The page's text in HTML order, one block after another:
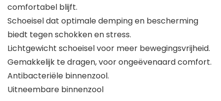
comfortabel blijft.
Schoeisel dat optimale demping en bescherming
biedt tegen schokken en stress.
Lichtgewicht schoeisel voor meer bewegingsvrijheid.
Gemakkelijk te dragen, voor ongeëvenaard comfort.
Antibacteriële binnenzool.
Uitneembare binnenzool